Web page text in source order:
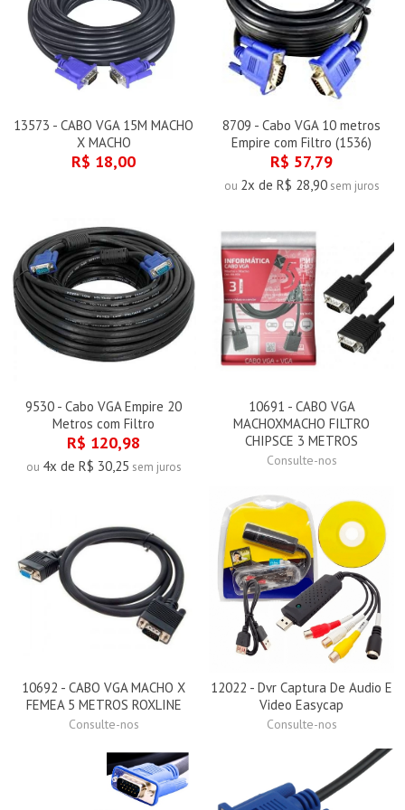
13573 - CABO VGA 15M MACHO
X MACHO
R$ 18,00
8709 - Cabo VGA 10 metros
Empire com Filtro (1536)
R$ 57,79
ou 2x de R$ 28,90sem juros
9530 - Cabo VGA Empire 20
Metros com Filtro
R$ 120,98
ou 4x de R$ 30,25 sem juros
10691 - CABO VGA
MACHOXMACHO FILTRO
CHIPSCE 3 METROS
Consulte-nos
10692 - CABO VGA MACHO X
FEMEA 5 METROS ROXLINE
Consulte-nos
12022 - Dvr Captura De Audio E
Video Easycap
Consulte-nos